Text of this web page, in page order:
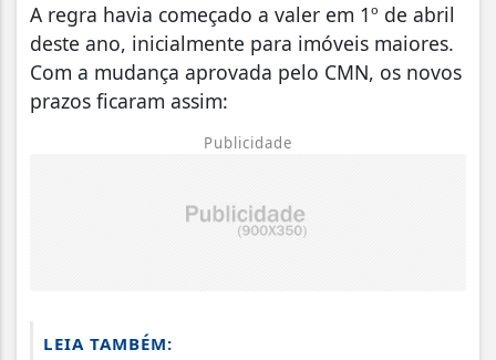
A regra havia começado a valer em 1º de abril
deste ano, inicialmente para imóveis maiores.
Com a mudança aprovada pelo CMN, os novos
prazos ficaram assim:
Publicidade
LEIA TAMBÉM: